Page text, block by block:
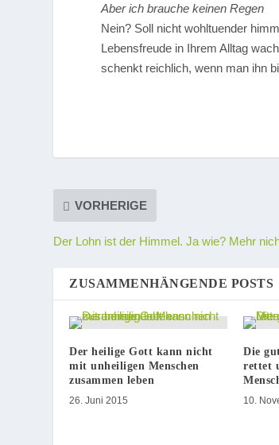
Aber ich brauche keinen Regen
Nein? Soll nicht wohltuender
Lebensfreude in Ihrem Alltag
schenkt reichlich, wenn man ihn
VORHERIGE
Der Lohn ist der Himmel. Ja wie? Mehr
ZUSAMMENHÄNGENDE POSTS
Der heilige Gott kann nicht
mit unheiligen Menschen
zusammen leben
26. Juni 2015
Die
rettet
10.